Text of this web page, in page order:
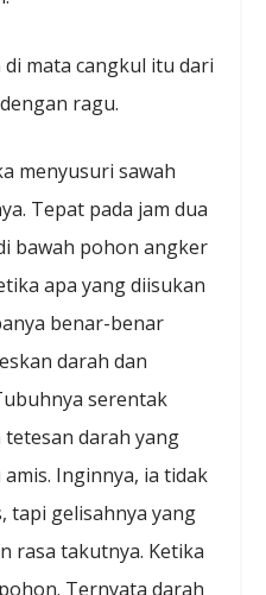
cangkul itu dari
ragu.
sawah
Tepat pada jam dua
bawah pohon angker
apa yang diisukan
benar-benar
darah dan
serentak
darah yang
Inginnya, ia tidak
tapi gelisahnya yang
rasa takutnya. Ketika
Ternyata darah